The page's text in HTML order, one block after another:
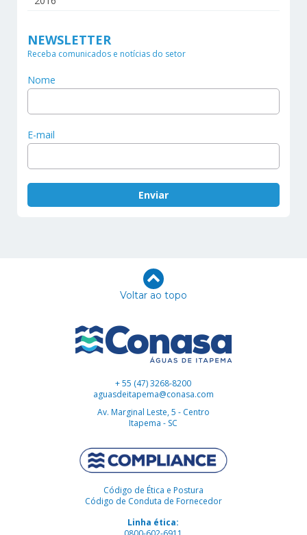
NEWSLETTER
Receba comunicados e notícias do setor
Nome
E-mail
Voltar ao topo
+ 55 (47) 3268-8200
aguasdeitapema@conasa.com
Av. Marginal Leste, 5 - Centro
Itapema - SC
Código de Ética e Postura
Código de Conduta de Fornecedor
Linha ética: